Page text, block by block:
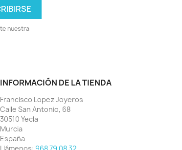
nuestra
INFORMACIÓN DE LA TIENDA
Francisco Lopez Joyeros
Calle San Antonio, 68
30510 Yecla
Murcia
España